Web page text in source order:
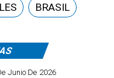
Junio De 2026
BRASIL